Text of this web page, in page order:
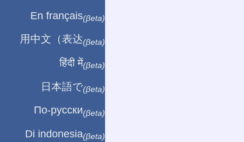
En français(βeta)
用中文（表达(βeta)
हिंदी में(βeta)
日本語で(βeta)
По-русски(βeta)
Di indonesia(βeta)